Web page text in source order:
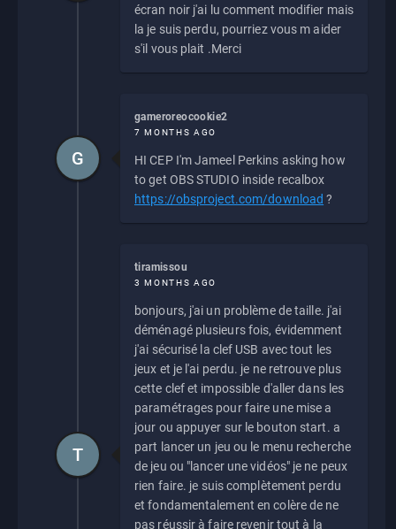
écran noir j'ai lu comment modifier mais
la je suis perdu, pourriez vous m aider
s'il vous plait .Merci
gameroreocookie2
7 MONTHS AGO
HI CEP I'm Jameel Perkins asking how
to get OBS STUDIO inside recalbox
https://obsproject.com/download ?
G
tiramissou
3 MONTHS AGO
bonjours, j'ai un problème de taille. j'ai
déménagé plusieurs fois, évidemment
j'ai sécurisé la clef USB avec tout les
jeux et je l'ai perdu. je ne retrouve plus
cette clef et impossible d'aller dans les
paramétrages pour faire une mise a
jour ou appuyer sur le bouton start. a
part lancer un jeu ou le menu recherche
de jeu ou "lancer une vidéos" je ne peux
rien faire. je suis complètement perdu
et fondamentalement en colère de ne
pas réussir à faire revenir tout à la
T